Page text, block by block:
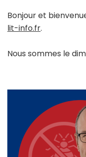
Bonjour et
lit-info.fr.
Nous sommes le